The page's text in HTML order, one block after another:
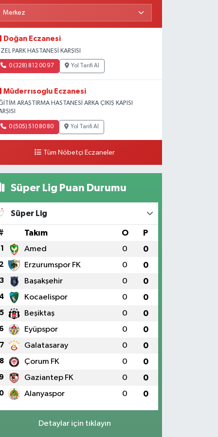
Doğan Eczanesi
PARK HASTANESİ KARŞISI
0 (328) 812 00 97 Yol Tarifi Al
Müderrısoglu Eczanesi
ARAŞTIRMA HASTANESİ ARKA ÇIKIŞ KAPISI
0 (505) 510 80 80 Yol Tarifi Al
Tüm Nöbetçi Eczaneler
Süper Lig Puan Durumu
Süper Lig
Takım O P
1 Amed 0 0
2 Erzurumspor FK 0 0
3 Başakşehir 0 0
4 Kocaelispor 0 0
5 Beşiktaş 0 0
6 Eyüpspor 0 0
7 Galatasaray 0 0
8 Çorum FK 0 0
9 Gaziantep FK 0 0
Alanyaspor 0 0
Detaylar için tıklayın